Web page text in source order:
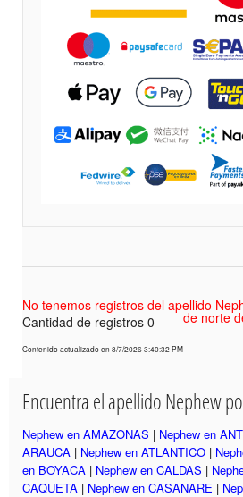
No tenemos registros del apellido
de norte
Cantidad de registros 0
Contenido actualizado en 8/7/2026 3:40:32 PM
Encuentra el apellido Nephew
Nephew en AMAZONAS | Nephew en
ARAUCA | Nephew en ATLANTICO |
en BOYACA | Nephew en CALDAS |
CAQUETA | Nephew en CASANARE |